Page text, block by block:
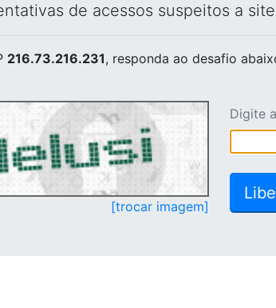
de acessos suspeitos a
216.73.216.231, responda ao desafio
[trocar imagem]
Digite